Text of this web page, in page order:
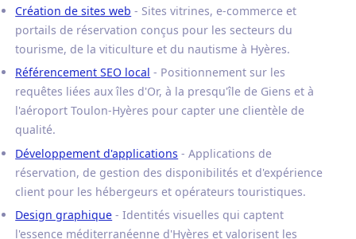
Création de sites web - Sites vitrines, e-commerce et
portails de réservation conçus pour les secteurs du
tourisme, de la viticulture et du nautisme à Hyères.
Référencement SEO local - Positionnement sur les
requêtes liées aux îles d'Or, à la presqu'île de Giens et à
l'aéroport Toulon-Hyères pour capter une clientèle de
qualité.
Développement d'applications - Applications de
réservation, de gestion des disponibilités et d'expérience
client pour les hébergeurs et opérateurs touristiques.
Design graphique - Identités visuelles qui captent
l'essence méditerranéenne d'Hyères et valorisent les